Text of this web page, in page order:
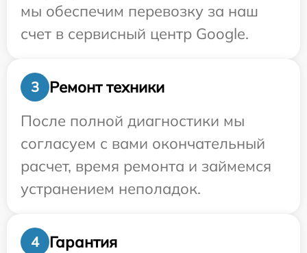
мы обеспечим перевозку за наш
счет в сервисный центр Google.
3
Ремонт техники
После полной диагностики мы
согласуем с вами окончательный
расчет, время ремонта и займемся
устранением неполадок.
4 Гарантия